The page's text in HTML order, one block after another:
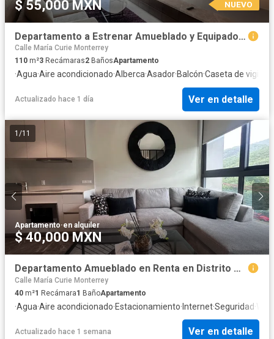
$ 55,000 MXN NUEVO
Departamento a Estrenar Amueblado y Equipado en Renta en Torre Boreal A 1 min de Valle Oriente
Calle María Curie Monterrey
110 m²3 Recámaras2 BañosApartamento
·Agua·Aire acondicionado·Alberca·Asador·Balcón·Caseta de
Actualizado hace 1 día Ver en detalle
1 /11
Apartamento·en alquiler
$ 40,000 MXN
Departamento Amueblado en Renta en Distrito Armida en Torre Acacia San Pedro Garza García
Calle María Curie Monterrey
40 m²1 Recámara1 BañoApartamento
·Agua·Aire acondicionado·Estacionamiento· Internet·Seguridad·
Actualizado hace 1 semana Ver en detalle